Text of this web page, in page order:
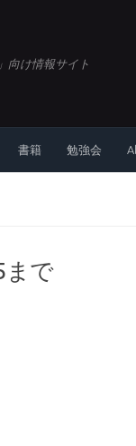
向け情報サイト
書籍 勉強会
まで